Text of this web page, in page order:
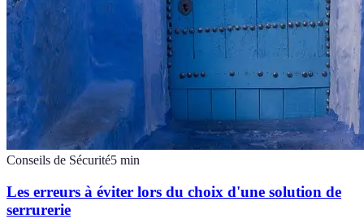
Conseils de Sécurité5 min
Les erreurs à éviter lors du choix d'une solution de
serrurerie